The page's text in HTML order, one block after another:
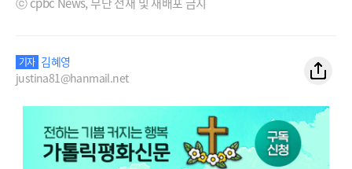
기자 김혜영
justina81@hanmail.net